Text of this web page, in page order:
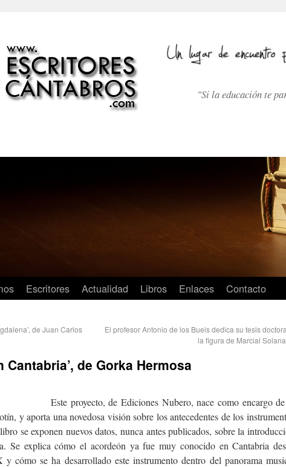
"Si la educación te
Escritores Actualidad Libros Enlaces Contacto
de Juan Carlos
El profesor Antonio de los Bueis dedica su tesis
la figura de Marcial Solana
Cantabria’, de Gorka Hermosa
Este proyecto, de Ediciones Nubero, nace como encargo
y aporta una novedosa visión sobre los antecedentes de los
se exponen nuevos datos, nunca antes publicados, sobre la
Se explica cómo el acordeón ya fue muy conocido en Cantabria
cómo se ha desarrollado este instrumento dentro del panorama